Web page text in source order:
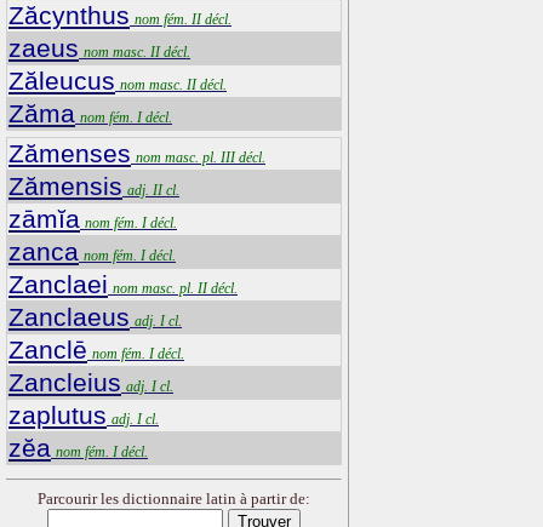
Zăcynthus nom fém. II décl.
zaeus nom masc. II décl.
Zăleucus nom masc. II décl.
Zăma nom fém. I décl.
Zămenses nom masc. pl. III décl.
Zămensis adj. II cl.
zāmĭa nom fém. I décl.
zanca nom fém. I décl.
Zanclaei nom masc. pl. II décl.
Zanclaeus adj. I cl.
Zanclē nom fém. I décl.
Zancleius adj. I cl.
zaplutus adj. I cl.
zĕa nom fém. I décl.
Parcourir les dictionnaire latin à partir de: